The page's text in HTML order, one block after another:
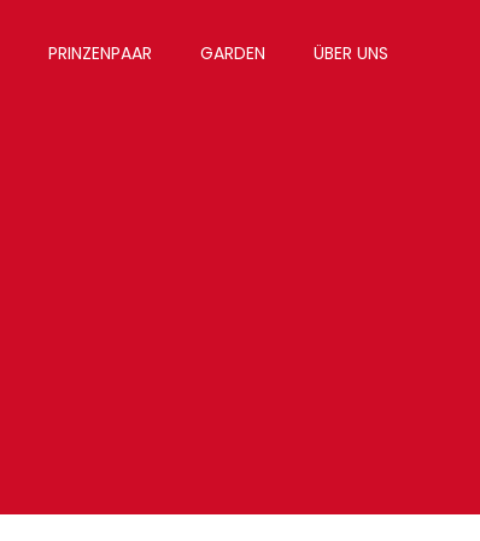
PRINZENPAAR GARDEN ÜBER UNS